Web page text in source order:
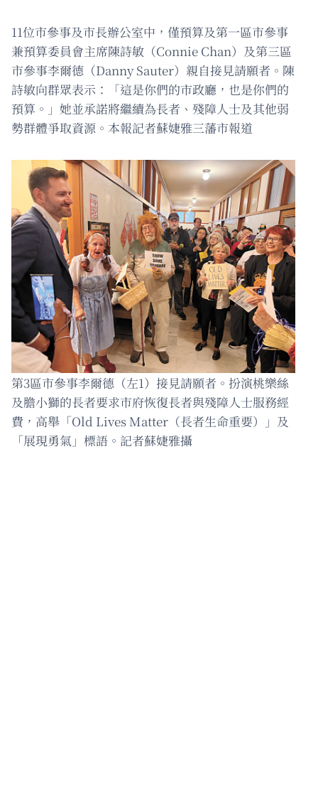
11位市參事及市長辦公室中，僅預算及第一區市參事
兼預算委員會主席陳詩敏（Connie Chan）及第三區
市參事李爾德（Danny Sauter）親自接見請願者。陳
詩敏向群眾表示：「這是你們的市政廳，也是你們的
預算。」她並承諾將繼續為長者、殘障人士及其他弱
勢群體爭取資源。本報記者蘇婕雅三藩市報道
第3區市參事李爾德（左1）接見請願者。扮演桃樂絲
及膽小獅的長者要求市府恢復長者與殘障人士服務經
費，高舉「Old Lives Matter（長者生命重要）」及
「展現勇氣」標語。記者蘇婕雅攝